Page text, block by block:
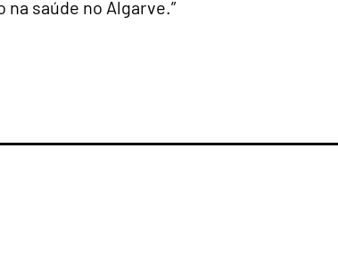
saúde no Algarve.”